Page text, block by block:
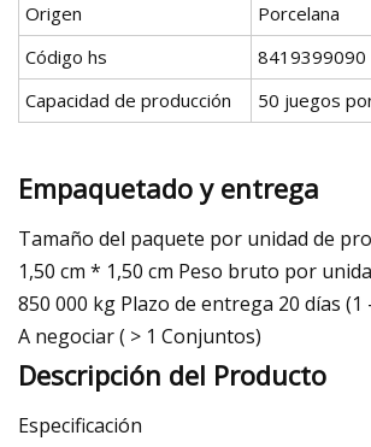
Origen
Porcelana
Código hs
8419399090
Capacidad de producción
50 juegos
Empaquetado y entrega
Tamaño del paquete por unidad de
1,50 cm * 1,50 cm Peso bruto por
850 000 kg Plazo de entrega 20 días (1
A negociar ( > 1 Conjuntos)
Descripción del Producto
Especificación